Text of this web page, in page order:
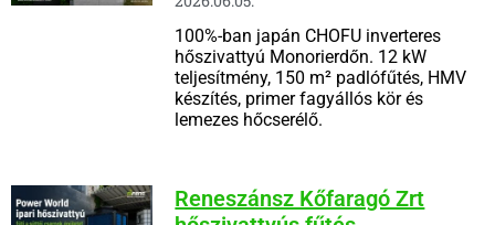
100%-ban japán CHOFU inverteres
hőszivattyú Monorierdőn. 12 kW
teljesítmény, 150 m² padlófűtés, HMV
készítés, primer fagyállós kör és
lemezes hőcserélő.
Reneszánsz Kőfaragó Zrt